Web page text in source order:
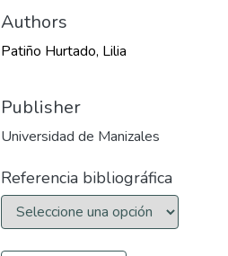
Authors
Patiño Hurtado, Lilia
Publisher
Universidad de Manizales
Referencia bibliográfica